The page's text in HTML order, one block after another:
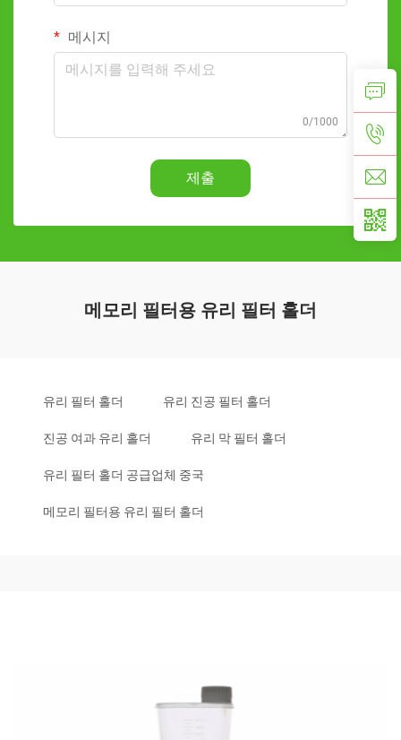
메시지
0/1000
제출
메모리 필터용 유리 필터 홀더
유리 필터 홀더 유리 진공 필터 홀더
진공 여과 유리 홀더 유리 막 필터 홀더
유리 필터 홀더 공급업체 중국
메모리 필터용 유리 필터 홀더